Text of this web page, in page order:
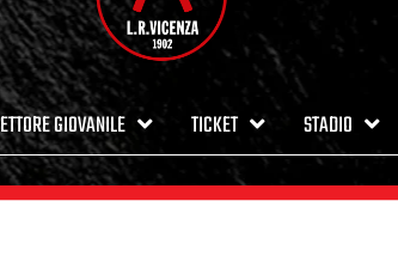
GIOVANILE TICKET STADIO